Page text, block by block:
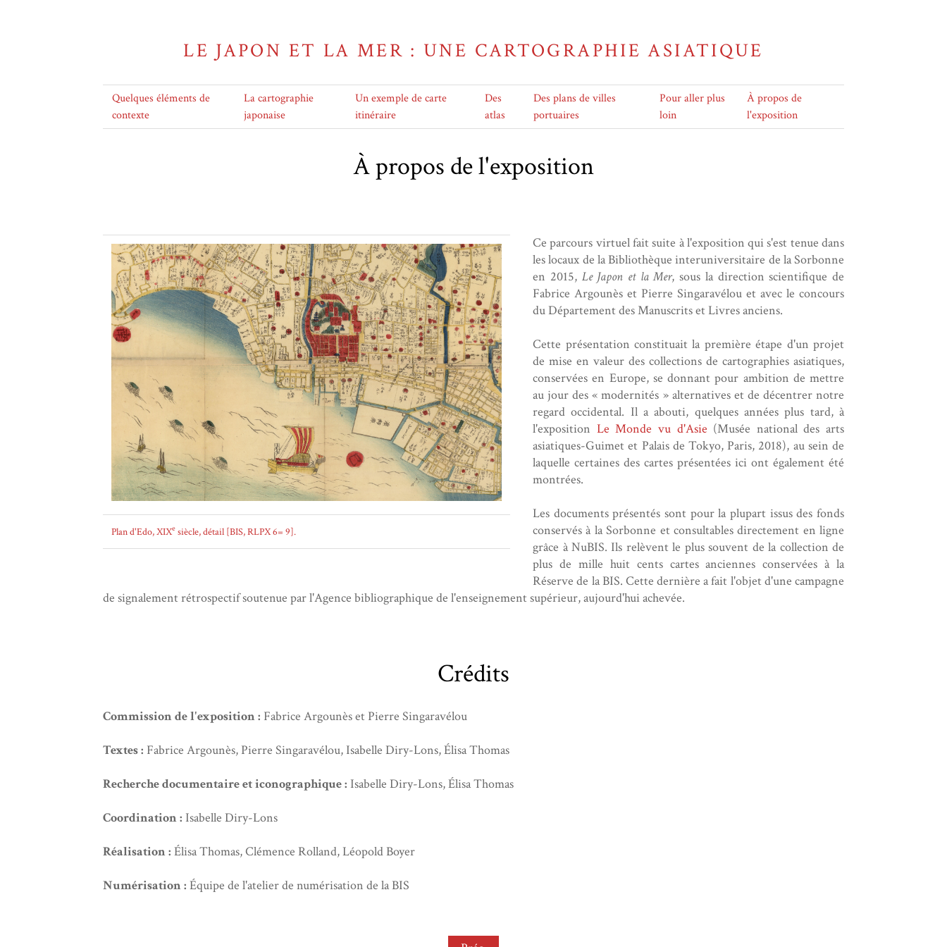
LE JAPON ET LA MER : UNE CARTOGRAPHIE ASIATIQUE
Quelques éléments de
contexte
La cartographie
japonaise
Un exemple de carte
itinéraire
Des
atlas
Des plans de villes
portuaires
Pour aller plus
loin
À propos de
l'exposition
À propos de l'exposition
Plan d'Edo, XIXe siècle, détail [BIS, RLPX 6= 9].
Ce parcours virtuel fait suite à l'exposition qui s'est tenue dans
les locaux de la Bibliothèque interuniversitaire de la Sorbonne
en 2015, Le Japon et la Mer, sous la direction scientifique de
Fabrice Argounès et Pierre Singaravélou et avec le concours
du Département des Manuscrits et Livres anciens.
Cette présentation constituait la première étape d'un projet
de mise en valeur des collections de cartographies asiatiques,
conservées en Europe, se donnant pour ambition de mettre
au jour des « modernités » alternatives et de décentrer notre
regard occidental. Il a abouti, quelques années plus tard, à
l'exposition Le Monde vu d'Asie (Musée national des arts
asiatiques-Guimet et Palais de Tokyo, Paris, 2018), au sein de
laquelle certaines des cartes présentées ici ont également été
montrées.
Les documents présentés sont pour la plupart issus des fonds
conservés à la Sorbonne et consultables directement en ligne
grâce à NuBIS. Ils relèvent le plus souvent de la collection de
plus de mille huit cents cartes anciennes conservées à la
Réserve de la BIS. Cette dernière a fait l'objet d'une campagne
de signalement rétrospectif soutenue par l'Agence bibliographique de l'enseignement supérieur, aujourd'hui achevée.
Crédits
Commission de l'exposition : Fabrice Argounès et Pierre Singaravélou
Textes : Fabrice Argounès, Pierre Singaravélou, Isabelle Diry-Lons, Élisa Thomas
Recherche documentaire et iconographique : Isabelle Diry-Lons, Élisa Thomas
Coordination : Isabelle Diry-Lons
Réalisation : Élisa Thomas, Clémence Rolland, Léopold Boyer
Numérisation : Équipe de l'atelier de numérisation de la BIS